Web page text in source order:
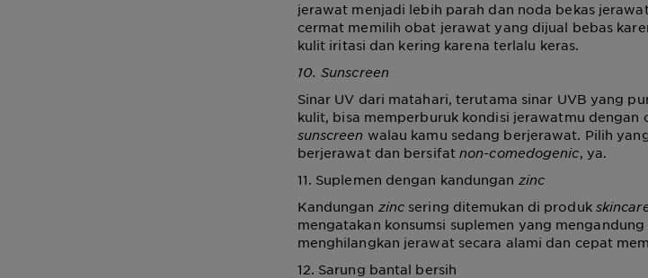
jerawat menjadi lebih parah dan noda bekas
cermat memilih obat jerawat yang dijual bebas
kulit iritasi dan kering karena terlalu keras.
10. Sunscreen
Sinar UV dari matahari, terutama sinar UVB yang
kulit, bisa memperburuk kondisi jerawatmu dengan
sunscreen walau kamu sedang berjerawat. Pilih
berjerawat dan bersifatnon-comedogenic, ya.
11. Suplemen dengan kandungan zinc
Kandungan zinc sering ditemukan di produk
mengatakan konsumsi suplemen yang mengandung
menghilangkan jerawat secara alami dan cepat
12. Sarung bantal bersih